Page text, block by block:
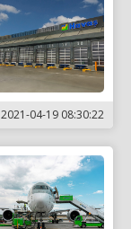
2021-04-19 08:30:22